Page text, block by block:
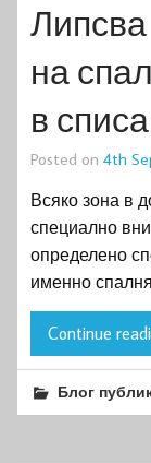
на
в
Posted on 4th
Всяко зона в
специално
определено
именно
Continue
Блог